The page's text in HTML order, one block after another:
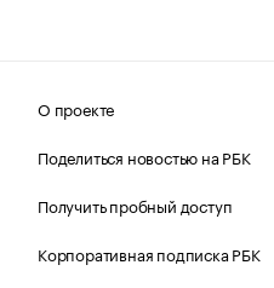
О проекте
Поделиться новостью на РБК
Получить пробный доступ
Корпоративная подписка РБК